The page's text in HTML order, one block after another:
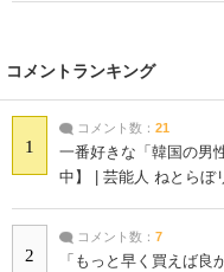
コメントランキング
1
コメント数： 21
一番好きな「韓国の男
中】 | 芸能人 ねとらぼ
2
コメント数： 7
「もっと早く買えば